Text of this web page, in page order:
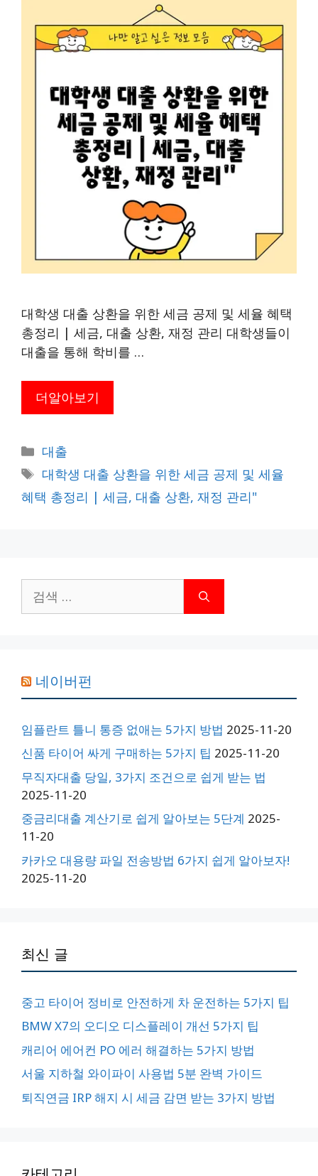
대학생 대출 상환을 위한 세금 공제 및 세율 혜택
총정리 | 세금, 대출 상환, 재정 관리 대학생들이
대출을 통해 학비를 …
더알아보기
카
테
고
리
대출
태
그
대학생 대출 상환을 위한 세금 공제 및 세율
혜택 총정리 | 세금, 대출 상환, 재정 관리"
색:
네이버펀
임플란트 틀니 통증 없애는 5가지 방법 2025-11-20
신품 타이어 싸게 구매하는 5가지 팁 2025-11-20
무직자대출 당일, 3가지 조건으로 쉽게 받는 법
2025-11-20
중금리대출 계산기로 쉽게 알아보는 5단계 2025-
11-20
카카오 대용량 파일 전송방법 6가지 쉽게 알아보자!
2025-11-20
최신 글
중고 타이어 정비로 안전하게 차 운전하는 5가지 팁
BMW X7의 오디오 디스플레이 개선 5가지 팁
캐리어 에어컨 PO 에러 해결하는 5가지 방법
서울 지하철 와이파이 사용법 5분 완벽 가이드
퇴직연금 IRP 해지 시 세금 감면 받는 3가지 방법